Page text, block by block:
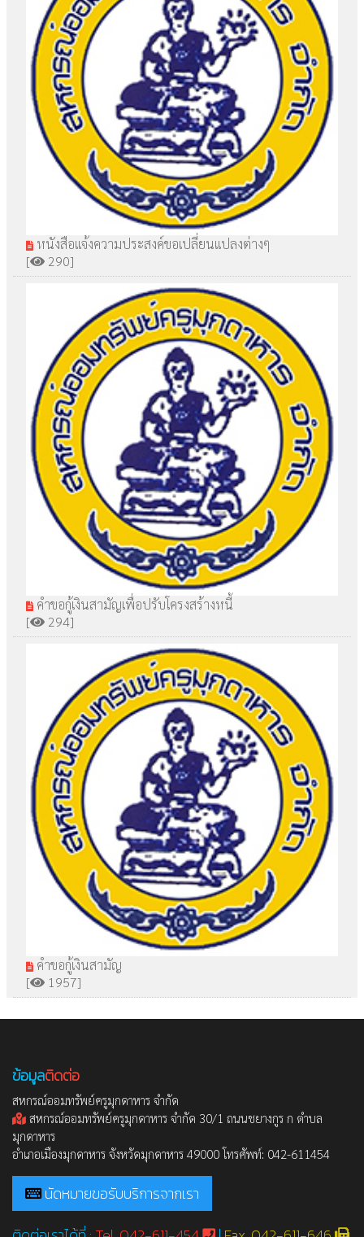
หนังสือแจ้งความประสงค์ขอเปลี่ยนแปลงต่างๆ
[
290]
คำขอกู้เงินสามัญเพื่อปรับโครงสร้างหนี้
[
294]
คำขอกู้เงินสามัญ
[
1957]
ข้อมูลติดต่อ
สหกรณ์ออมทรัพย์ครูมุกดาหาร จำกัด
สหกรณ์ออมทรัพย์ครูมุกดาหาร จำกัด 30/1 ถนนชยางกูร ก ตำบล
มุกดาหาร
อำเภอเมืองมุกดาหาร จังหวัดมุกดาหาร 49000 โทรศัพท์: 042-611454
นัดหมายขอรับบริการจากเรา